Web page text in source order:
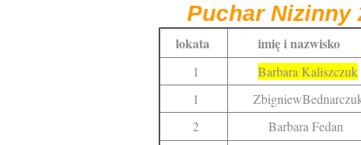
Puchar Nizinny
lokata imię i nazwisko
1
Barbara Kaliszczuk
1
2
Barbara Fedan